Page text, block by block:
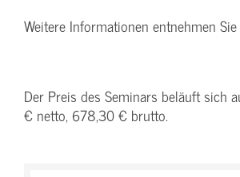
Weitere Informationen entnehmen
Der Preis des Seminars beläuft sich
€ netto, 678,30 € brutto.